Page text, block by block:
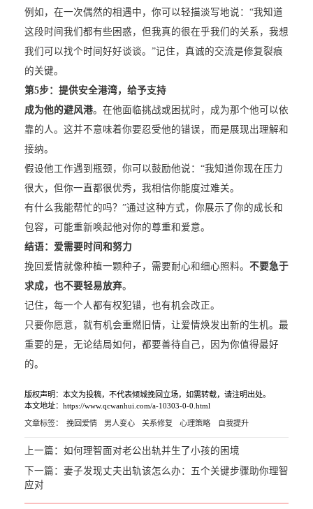
例如，在一次偶然的相遇中，你可以轻描淡写地说：“我知道
这段时间我们都有些困惑，但我真的很在乎我们的关系，我想
我们可以找个时间好好谈谈。”记住，真诚的交流是修复裂痕
的关键。
第5步： 提供安全港湾，给予支持
成为他的避风港。在他面临挑战或困扰时，成为那个他可以依
靠的人。这并不意味着你要忍受他的错误，而是展现出理解和
接纳。
假设他工作遇到瓶颈，你可以鼓励他说：“我知道你现在压力
很大，但你一直都很优秀，我相信你能度过难关。
有什么我能帮忙的吗？”通过这种方式，你展示了你的成长和
包容，可能重新唤起他对你的尊重和爱意。
结语：爱需要时间和努力
挽回爱情就像种植一颗种子，需要耐心和细心照料。 不要急于
求成，也不要轻易放弃。
记住，每一个人都有权犯错，也有机会改正。
只要你愿意，就有机会重燃旧情，让爱情焕发出新的生机。最
重要的是，无论结局如何，都要善待自己，因为你值得最好
的。
版权声明：本文为投稿，不代表倾城挽回立场，如需转载，请注明出处。
本文地址：https://www.qcwanhui.com/a-10303-0-0.html
文章标签： 挽回爱情 男人变心 关系修复 心理策略 自我提升
上一篇： 如何理智面对老公出轨并生了小孩的困境
下一篇： 妻子发现丈夫出轨该怎么办：五个关键步骤助你理智
应对